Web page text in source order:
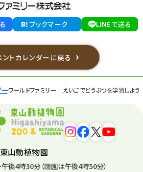
ーワールドファミリー えいごでどうぶつを学習しよう
ブックマーク LINEで送る
ントカレンダーに戻る
山動植物園
後4時30分（閉園は午後4時50分）